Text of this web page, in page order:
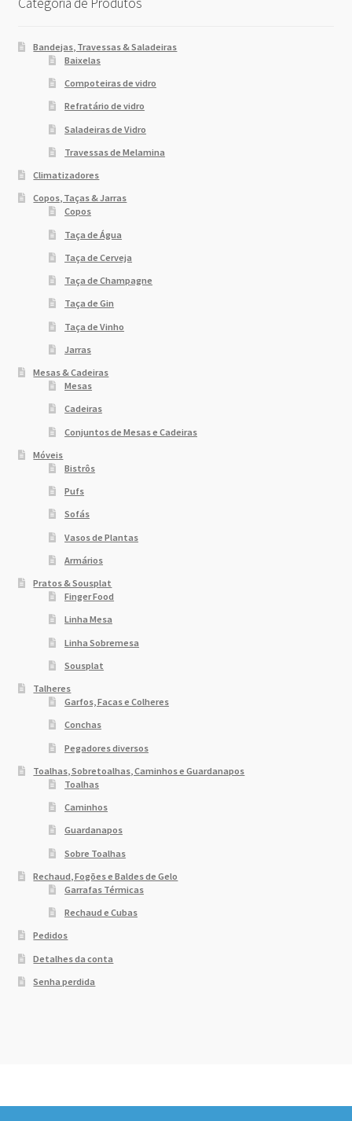
Bandejas, Travessas & Saladeiras
Baixelas
Compoteiras de vidro
Refratário de vidro
Saladeiras de Vidro
Travessas de Melamina
Climatizadores
Copos, Taças & Jarras
Copos
Taça de Água
Taça de Cerveja
Taça de Champagne
Taça de Gin
Taça de Vinho
Jarras
Mesas & Cadeiras
Mesas
Cadeiras
Conjuntos de Mesas e Cadeiras
Móveis
Bistrôs
Pufs
Sofás
Vasos de Plantas
Armários
Pratos & Sousplat
Finger Food
Linha Mesa
Linha Sobremesa
Sousplat
Talheres
Garfos, Facas e Colheres
Conchas
Pegadores diversos
Toalhas, Sobretoalhas, Caminhos e Guardanapos
Toalhas
Caminhos
Guardanapos
Sobre Toalhas
Rechaud, Fogões e Baldes de Gelo
Garrafas Térmicas
Rechaud e Cubas
Pedidos
Detalhes da conta
Senha perdida